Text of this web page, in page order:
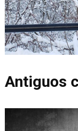
Antiguos